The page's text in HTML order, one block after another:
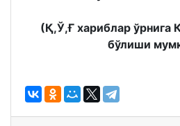
(Қ,Ў,Ғ хариблар ўрнига
бўлиши